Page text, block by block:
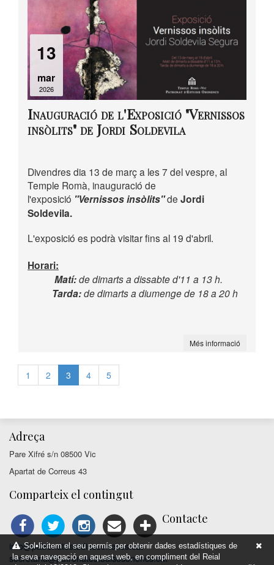
Sol•licitem el seu permís per obtenir dades estadístiques de
la seva navegació en aquest web, en compliment del Reial
13
mar
2026
Inauguració de l'Exposició "Vernissos
insòlits" de Jordi Soldevila
Divendres dia 13 de març a les 7 del vespre, al
Temple Romà, inauguració de
l'exposició "Vernissos insòlits"de Jordi
Soldevila.
L'exposició es podrà visitar fins al 19 d'abril.
Horari:
Matí:de dimarts a dissabte d'11 a 13 h.
Tarda:de dimarts a diumenge de 18 a 20 h
Més informació
1 2 3 4 5
Adreça
Pare Xifré s/n 08500 Vic
Apartat de Correus 43
Comparteix el contingut
Contacte
info@patronatestudisosonencs.cat
secretaria@patronatestudisosonencs.cat